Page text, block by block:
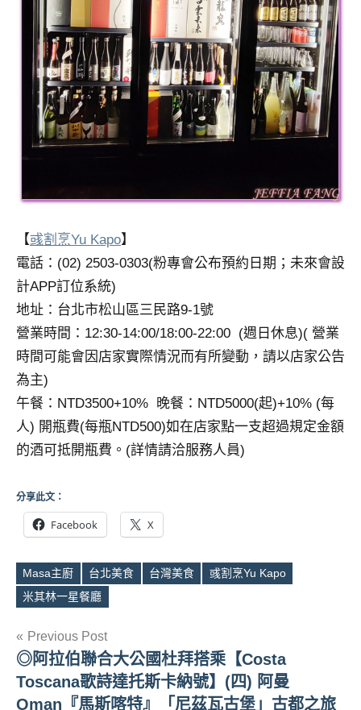
【彧割烹Yu Kapo】
電話：(02) 2503-0303(粉專會公布預約日期；未來會設
計APP訂位系統)
地址：台北市松山區三民路9-1號
營業時間：12:30-14:00/18:00-22:00 (週日休息)( 營業
時間可能會因店家實際情況而有所變動，請以店家公告
為主)
午餐：NTD3500+10% 晚餐：NTD5000(起)+10% (每
人) 開瓶費(每瓶NTD500)如在店家點一支超過規定金額
的酒可抵開瓶費。(詳情請洽服務人員)
分享此文：
Facebook X
Tags
Masa主廚 台北美食 台灣美食
彧割烹Yu Kapo
米其林一星餐廳
文
章
導
Previous Post
◎阿拉伯聯合大公國杜拜搭乘【Costa
Toscana歌詩達托斯卡納號】(四) 阿曼
Oman『馬斯喀特』「尼茲瓦古堡」古都之旅